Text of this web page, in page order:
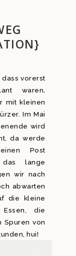
dass vorerst
waren,
mit kleinen
Im Mai
wird
da werde
Post
das lange
wir nach
abwarten
die kleine
Essen, die
Spuren von
hui!